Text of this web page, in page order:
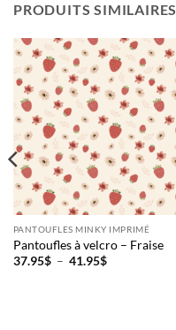
PRODUITS SIMILAIRES
PANTOUFLES MINKY IMPRIMÉ
Pantoufles à velcro – Fraise
37.95$ – 41.95$Plage